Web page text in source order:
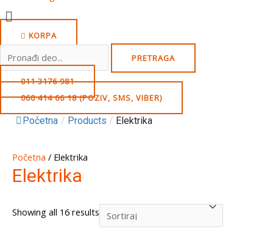
Menu
KORPA
for:
PRETRAGA
011 3176 981
060 414 66 18 (POZIV, SMS, VIBER)
Početna / Products / Elektrika
Početna / Elektrika
Elektrika
Showing all 16 results